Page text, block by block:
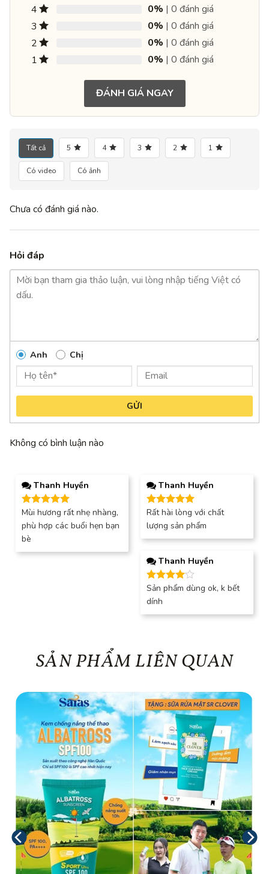
4
0% | 0 đánh giá
3
0% | 0 đánh giá
2
0% | 0 đánh giá
1
0% | 0 đánh giá
ĐÁNH GIÁ NGAY
Tất cả 5 4 3 2 1
Có video Có ảnh
Chưa có đánh giá nào.
Hỏi đáp
Anh Chị
GỬI
Không có bình luận nào
Thanh Huyền
Được xếp
hạng55
sao
Mùi hương rất nhẹ nhàng,
phù hợp các buổi hẹn bạn
bè
Thanh Huyền
Được xếp
hạng 55
sao
Rất hài lòng với chất
lượng sản phẩm
Thanh Huyền
Được
xếp hạng
45 sao
Sản phẩm dùng ok, k bết
dính
SẢN PHẨM LIÊN QUAN